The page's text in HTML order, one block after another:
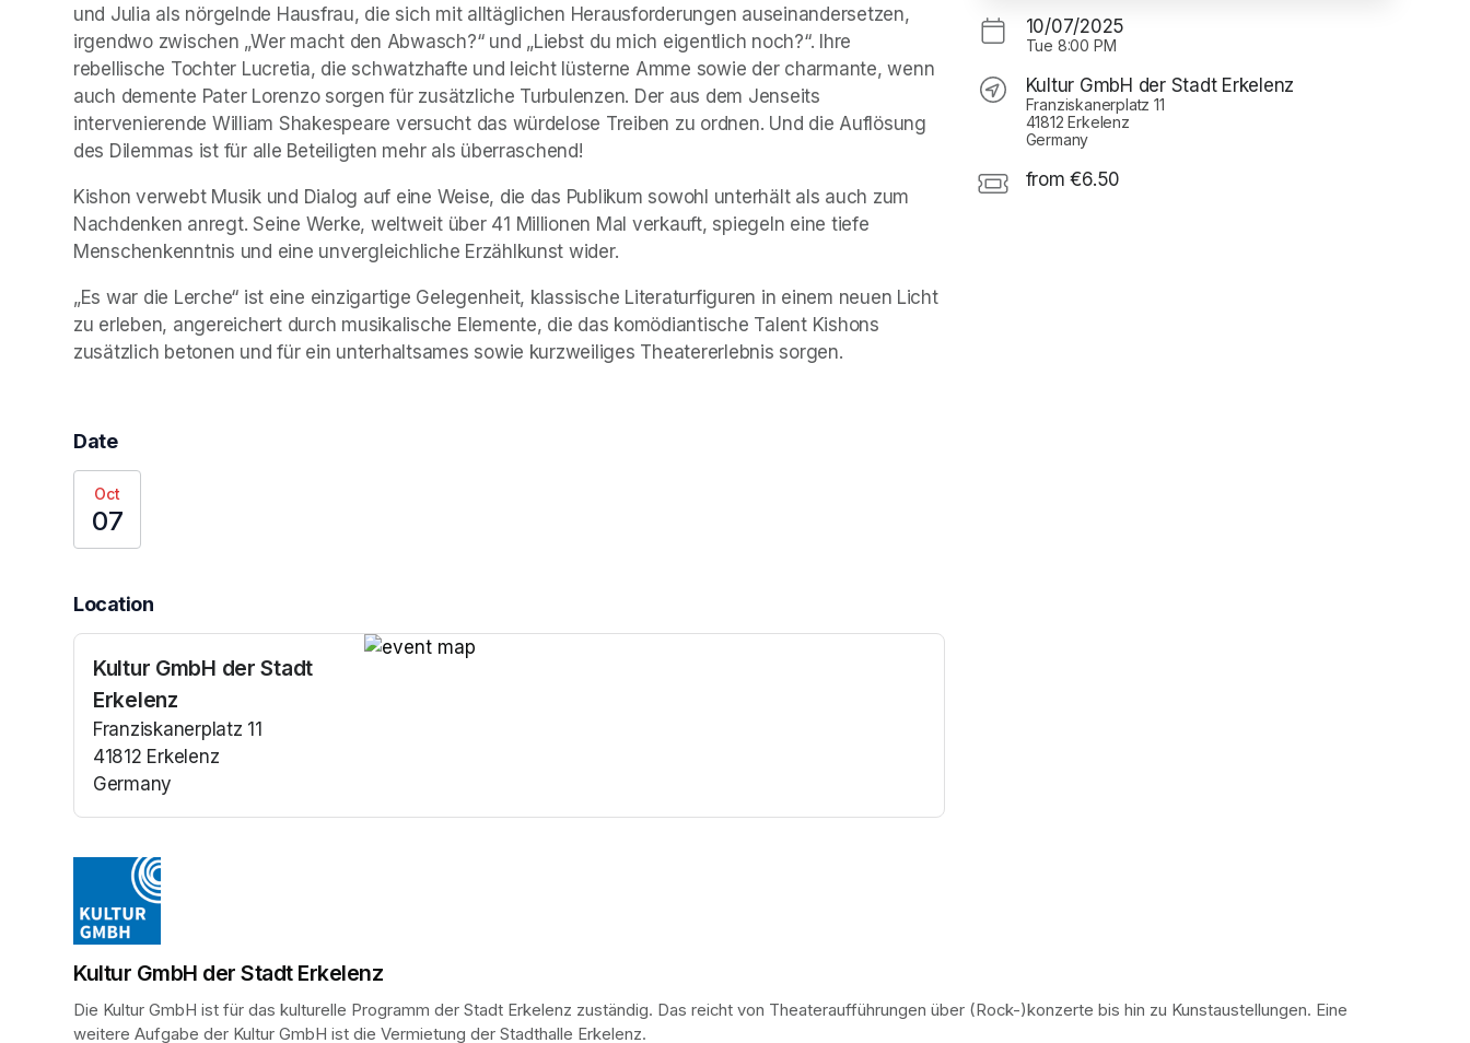
und Julia als nörgelnde Hausfrau, die sich mit alltäglichen Herausforderungen auseinandersetzen,
irgendwo zwischen „Wer macht den Abwasch?“ und „Liebst du mich eigentlich noch?“. Ihre
rebellische Tochter Lucretia, die schwatzhafte und leicht lüsterne Amme sowie der charmante, wenn
auch demente Pater Lorenzo sorgen für zusätzliche Turbulenzen. Der aus dem Jenseits
intervenierende William Shakespeare versucht das würdelose Treiben zu ordnen. Und die Auflösung
des Dilemmas ist für alle Beteiligten mehr als überraschend!
Kishon verwebt Musik und Dialog auf eine Weise, die das Publikum sowohl unterhält als auch zum
Nachdenken anregt. Seine Werke, weltweit über 41 Millionen Mal verkauft, spiegeln eine tiefe
Menschenkenntnis und eine unvergleichliche Erzählkunst wider.
„Es war die Lerche“ ist eine einzigartige Gelegenheit, klassische Literaturfiguren in einem neuen Licht
zu erleben, angereichert durch musikalische Elemente, die das komödiantische Talent Kishons
zusätzlich betonen und für ein unterhaltsames sowie kurzweiliges Theatererlebnis sorgen.
Date
Oct
07
Location
Kultur GmbH der Stadt
Erkelenz
Franziskanerplatz 11
41812 Erkelenz
Germany
(opens in a new tab)
10/07/2025
Tue 8:00 PM
Kultur GmbH der Stadt Erkelenz
Franziskanerplatz 11
41812 Erkelenz
Germany
from €6.50
Kultur GmbH der Stadt Erkelenz
Die Kultur GmbH ist für das kulturelle Programm der Stadt Erkelenz zuständig. Das reicht von Theateraufführungen über (Rock-)konzerte bis hin zu Kunstaustellungen. Eine
weitere Aufgabe der Kultur GmbH ist die Vermietung der Stadthalle Erkelenz.